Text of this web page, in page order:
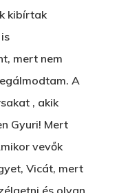
kibírtak
mert nem
A
, akik
Gyuri! Mert
vevők
Vicát, mert
és olyan